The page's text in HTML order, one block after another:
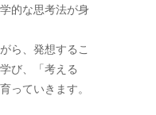
的な思考法が身
ら、発想するこ
び、「考える
っていきます。